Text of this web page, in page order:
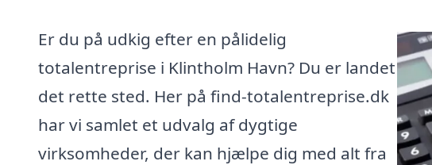
Er du på udkig efter en pålidelig
totalentreprise i Klintholm Havn? Du er landet
det rette sted. Her på find-totalentreprise.dk
har vi samlet et udvalg af dygtige
virksomheder, der kan hjælpe dig med alt fra